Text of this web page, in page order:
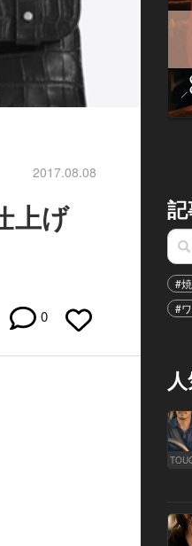
2017.08.08
上げ
0
#
#